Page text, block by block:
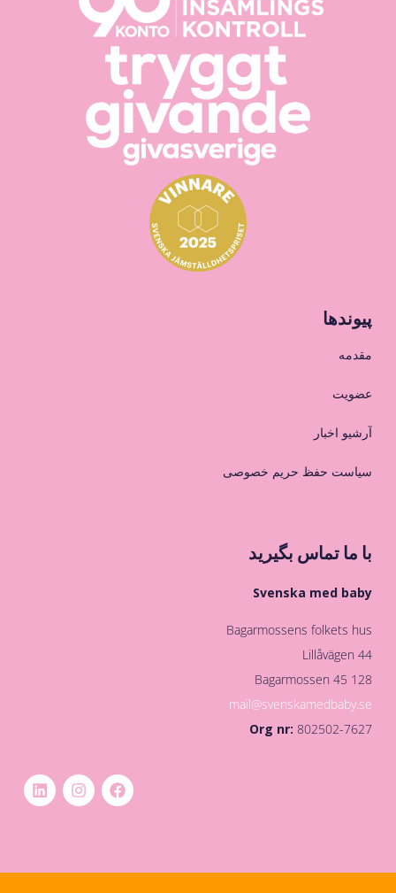
پیوندها
مقدمه
عضویت
آرشیو اخبار
سیاست حفظ حریم خصوصی
با ما تماس بگیرید
Svenska med baby
Bagarmossens folkets hus
Lillåvägen 44
128 45 Bagarmossen
mail@svenskamedbaby.se
Org nr:802502-7627